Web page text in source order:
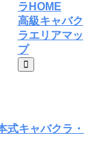
ラHOME
高級キャバク
ラエリアマッ
プ
式キャバクラ・